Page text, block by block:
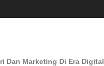
Dan Marketing Di Era Digital